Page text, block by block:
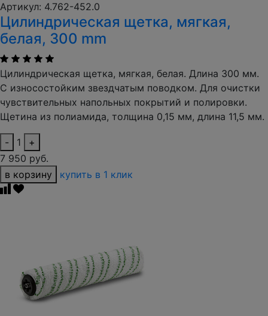
Артикул: 4.762-452.0
Цилиндрическая щетка, мягкая,
белая, 300 mm
Цилиндрическая щетка, мягкая, белая. Длина 300 мм.
С износостойким звездчатым поводком. Для очистки
чувствительных напольных покрытий и полировки.
Щетина из полиамида, толщина 0,15 мм, длина 11,5 мм.
- 1
+
7 950 руб.
в корзину
купить в 1 клик